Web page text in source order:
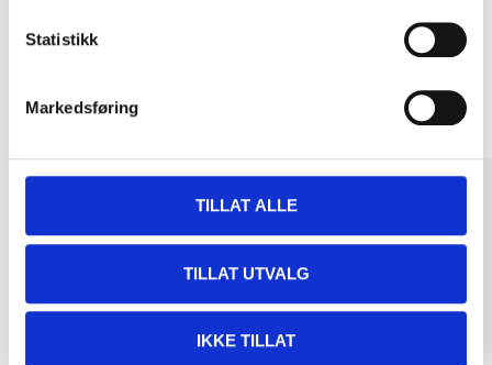
Statistikk
Markedsføring
TILLAT ALLE
TILLAT UTVALG
IKKE TILLAT
Other customers also bought